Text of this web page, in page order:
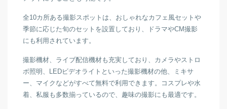
全10カ所ある撮影スポットは、おしゃれなカフェ風セットや
季節に応じた旬のセットを設置しており、ドラマやCM撮影
にも利用されています。
撮影機材、ライブ配信機材も充実しており、カメラやストロ
ボ照明、LEDビデオライトといった撮影機材の他、ミキサ
ー、マイクなどがすべて無料で利用できます。コスプレや水
着、私服も多数揃っているので、趣味の撮影にも最適です。